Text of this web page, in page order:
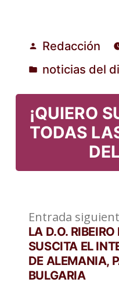
Publicado
por
Redacción
Publicado
en
noticias del
¡QUIERO
TODAS
de
entradas
Entrada
LA D.O.
SUSCITA EL
DE ALEMANIA,
BULGARIA